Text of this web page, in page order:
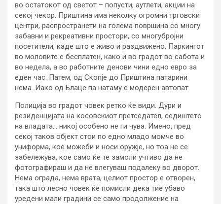
во остатокот од светот – попусти, аутлети, акции на
секој чекор. Приштина има неколку огромни трговски
центри, распространети на голема површина со многу
забавни и рекреативни простори, со многубројни
посетители, каде што е живо и раздвижено. Паркингот
во моловите е бесплатен, како и во градот во сабота и
во недела, а во работните денови чини едно евро за
еден час. Патем, од Скопје до Приштина патарини
нема. Иако од Блаце па натаму е модерен автопат.
Полиција во градот човек ретко ќе види. Дури и
резиденцијата на косовскиот претседател, седиштето
на владата… никој особено не ги чува. Имено, пред
секој таков објект стои по едно младо момче во
униформа, кое можеби и носи оружје, но тоа не се
забележува, кое само ќе те замоли учтиво да не
фотографираш и да не влегуваш подалеку во дворот.
Нема ограда, нема врата, целиот простор е отворен,
така што лесно човек ќе помисли дека тие убаво
уредени мали градини се само продолжение на